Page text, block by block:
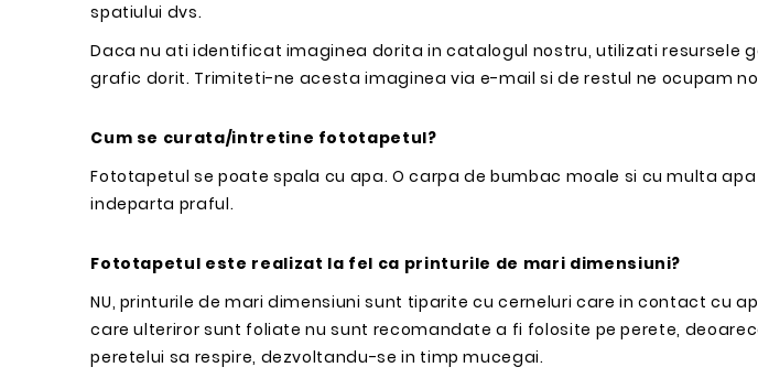
spatiului dvs.
Daca nu ati identificat imaginea dorita in catalogul nostru, utilizati resursele
grafic dorit. Trimiteti-ne acesta imaginea via e-mail si de restul ne ocupam
Cum se curata/intretine fototapetul?
Fototapetul se poate spala cu apa. O carpa de bumbac moale si cu multa
indeparta praful.
Fototapetul este realizat la fel ca printurile de mari dimensiuni?
NU, printurile de mari dimensiuni sunt tiparite cu cerneluri care in contact cu
care ulteriror sunt foliate nu sunt recomandate a fi folosite pe perete,
peretelui sa respire, dezvoltandu-se in timp mucegai.